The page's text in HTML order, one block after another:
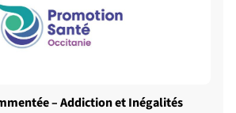
– Addiction et Inégalités